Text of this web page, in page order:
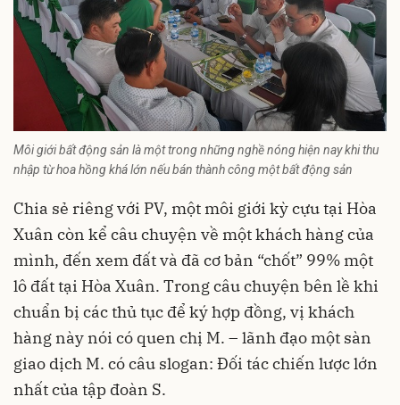
Môi giới bất động sản là một trong những nghề nóng hiện nay khi thu
nhập từ hoa hồng khá lớn nếu bán thành công một bất động sản
Chia sẻ riêng với PV, một môi giới kỳ cựu tại Hòa
Xuân còn kể câu chuyện về một khách hàng của
mình, đến xem đất và đã cơ bản “chốt” 99% một
lô đất tại Hòa Xuân. Trong câu chuyện bên lề khi
chuẩn bị các thủ tục để ký hợp đồng, vị khách
hàng này nói có quen chị M. – lãnh đạo một sàn
giao dịch M. có câu slogan: Đối tác chiến lược lớn
nhất của tập đoàn S.